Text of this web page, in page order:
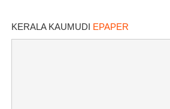
KERALA KAUMUDI EPAPER